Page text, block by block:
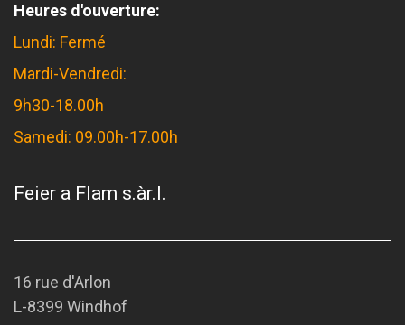
Heures d'ouverture:
Lundi: Fermé
Mardi-Vendredi:
9h30-18.00h
Samedi: 09.00h-17.00h
Feier a Flam s.àr.l.
16 rue d'Arlon
L-8399 Windhof